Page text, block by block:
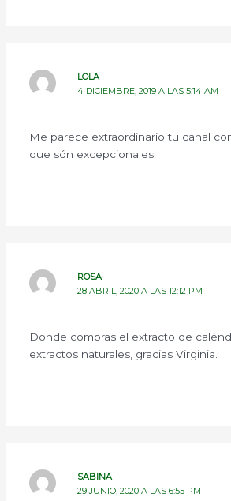
LOLA
4 DICIEMBRE, 2019 A LAS 5:14 AM
Me parece extraordinario tu canal
que són excepcionales
ROSA
28 ABRIL, 2020 A LAS 12:12 PM
Donde compras el extracto de
extractos naturales, gracias Virginia.
SABINA
29 JUNIO, 2020 A LAS 6:55 PM